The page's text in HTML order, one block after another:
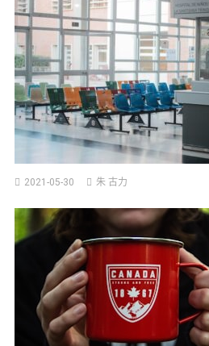
海
留
學
2021
2021-05-30 朱 古力